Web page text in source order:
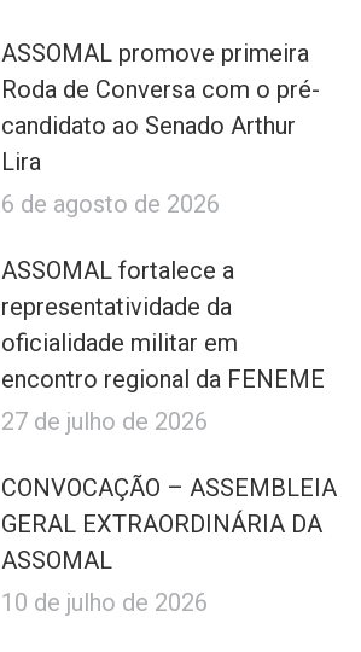
ASSOMAL promove primeira
Roda de Conversa com o pré-
candidato ao Senado Arthur
Lira
6 de agosto de 2026
ASSOMAL fortalece a
representatividade da
oficialidade militar em
encontro regional da FENEME
27 de julho de 2026
CONVOCAÇÃO – ASSEMBLEIA
GERAL EXTRAORDINÁRIA DA
ASSOMAL
10 de julho de 2026